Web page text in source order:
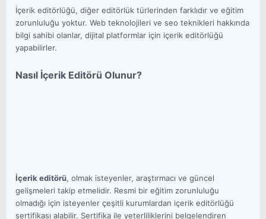
İçerik editörlüğü, diğer editörlük türlerinden farklıdır ve eğitim
zorunluluğu yoktur. Web teknolojileri ve seo teknikleri hakkında
bilgi sahibi olanlar, dijital platformlar için içerik editörlüğü
yapabilirler.
Nasıl İçerik Editörü Olunur?
İçerik editörü, olmak isteyenler, araştırmacı ve güncel
gelişmeleri takip etmelidir. Resmi bir eğitim zorunluluğu
olmadığı için isteyenler çeşitli kurumlardan içerik editörlüğü
sertifikası alabilir. Sertifika ile yeterliliklerini belgelendiren